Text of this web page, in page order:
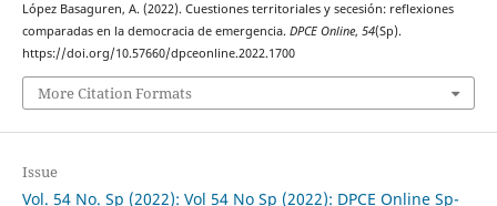
López Basaguren, A. (2022). Cuestiones territoriales y secesión: reflexiones
comparadas en la democracia de emergencia. DPCE Online, 54(Sp).
https://doi.org/10.57660/dpceonline.2022.1700
More Citation Formats
Issue
Vol. 54 No. Sp (2022): Vol 54 No Sp (2022): DPCE Online Sp-